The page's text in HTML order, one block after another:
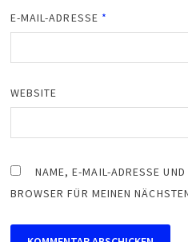
E-MAIL-ADRESSE *
WEBSITE
NAME, E-MAIL-ADRESSE
BROWSER FÜR MEINEN